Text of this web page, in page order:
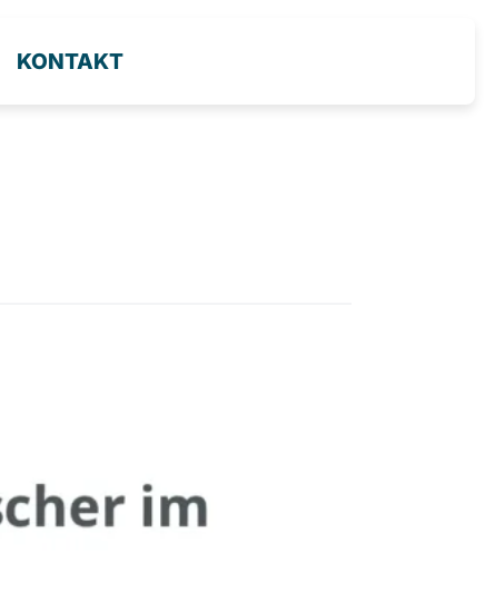
KONTAKT